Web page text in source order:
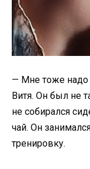
— Мне тоже надо
Витя. Он был не
не собирался
чай. Он
тренировку.